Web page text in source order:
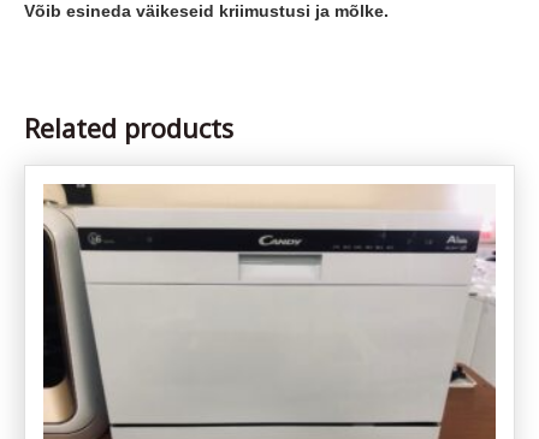
Võib esineda väikeseid kriimustusi ja mõlke.
Related products